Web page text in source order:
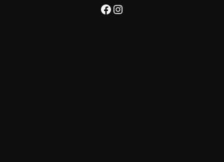
Facebook
Instagram